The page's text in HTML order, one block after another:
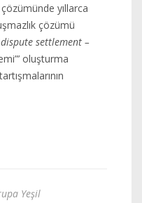
yıllarca
çözümü
settlement –
oluşturma
Yeşil